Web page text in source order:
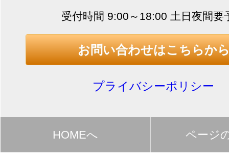
受付時間 9:00～18:00 土日夜間要
お問い合わせはこちらか
プライバシーポリシー
HOMEへ ページ